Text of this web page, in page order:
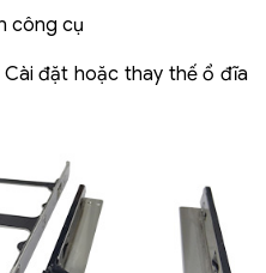
công cụ
đặt hoặc thay thế ổ đĩa